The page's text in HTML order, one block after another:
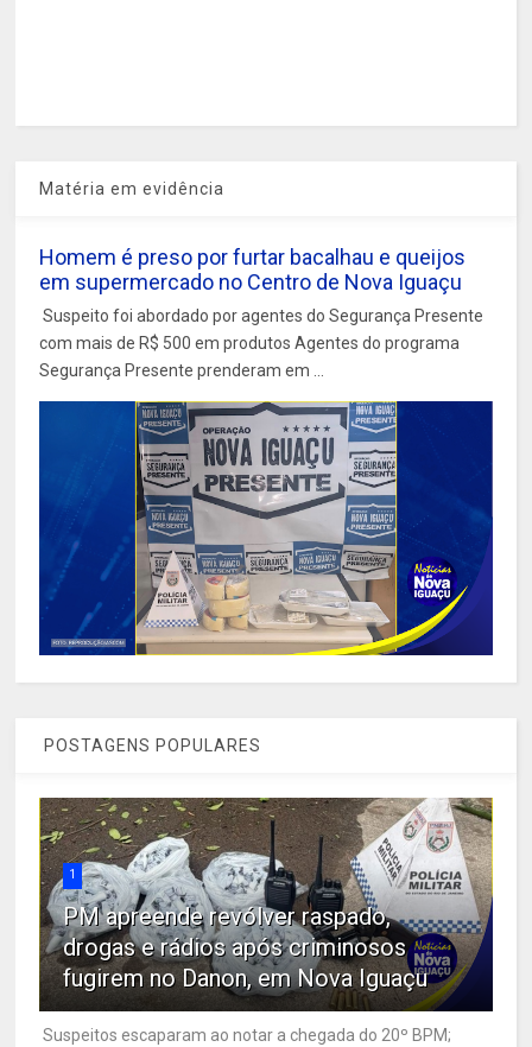
Matéria em evidência
Homem é preso por furtar bacalhau e queijos
em supermercado no Centro de Nova Iguaçu
Suspeito foi abordado por agentes do Segurança Presente
com mais de R$ 500 em produtos Agentes do programa
Segurança Presente prenderam em ...
POSTAGENS POPULARES
1
PM apreende revólver raspado,
drogas e rádios após criminosos
fugirem no Danon, em Nova Iguaçu
Suspeitos escaparam ao notar a chegada do 20º BPM;